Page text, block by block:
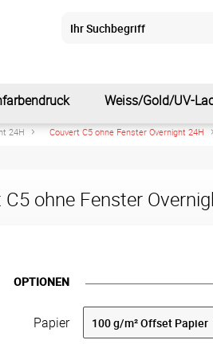
Weiss/Gold/UV-
24H Couvert C5 ohne Fenster Overnight 24H
ohne Fenster
OPTIONEN
Papier